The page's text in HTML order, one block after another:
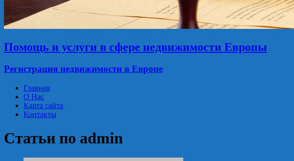
Помощь и услуги в сфере недвижимости Европы
Регистрация недвижимости в Европе
Главная
О Нас
Карта сайта
Контакты
Статьи по admin